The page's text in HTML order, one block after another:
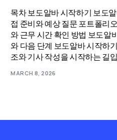
목차 보도알바 시작하기 보도
접 준비와 예상 질문 포트폴리
와 근무 시간 확인 방법 보도알
와 다음 단계 보도알바 시작하
조와 기사 작성을 시작하는 길
MARCH 8, 2026